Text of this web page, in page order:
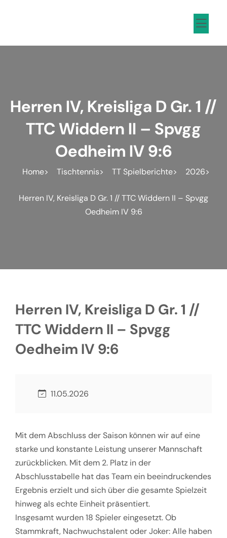
Herren IV, Kreisliga D Gr. 1 //
TTC Widdern II – Spvgg
Oedheim IV 9:6
Home Tischtennis TT Spielberichte 2026
Herren IV, Kreisliga D Gr. 1 // TTC Widdern II – Spvgg
Oedheim IV 9:6
Herren IV, Kreisliga D Gr. 1 //
TTC Widdern II – Spvgg
Oedheim IV 9:6
11.05.2026
Mit dem Abschluss der Saison können wir auf eine
starke und konstante Leistung unserer Mannschaft
zurückblicken. Mit dem 2. Platz in der
Abschlusstabelle hat das Team ein beeindruckendes
Ergebnis erzielt und sich über die gesamte Spielzeit
hinweg als echte Einheit präsentiert.
Insgesamt wurden 18 Spieler eingesetzt. Ob
Stammkraft, Nachwuchstalent oder Joker: Alle haben